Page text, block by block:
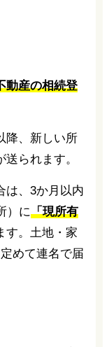
動産の相続登
降、新しい所
られます。
は、3か月以内
）に「現所有
す。土地・家
めて連名で届